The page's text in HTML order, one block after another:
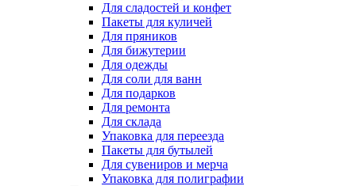
Для сладостей и конфет
Пакеты для куличей
Для пряников
Для бижутерии
Для одежды
Для соли для ванн
Для подарков
Для ремонта
Для склада
Упаковка для переезда
Пакеты для бутылей
Для сувениров и мерча
Упаковка для полиграфии